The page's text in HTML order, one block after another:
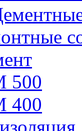
500
400